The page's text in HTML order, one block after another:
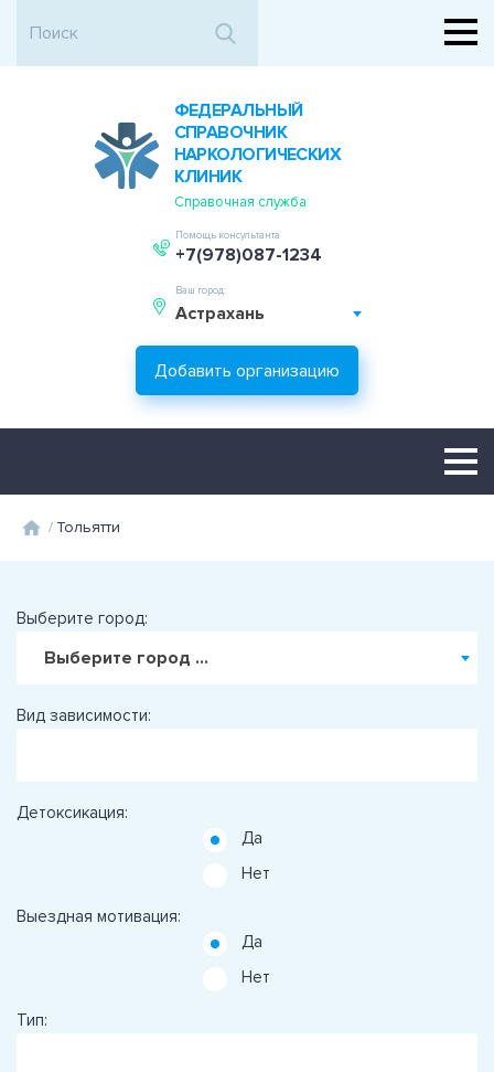
ФЕДЕРАЛЬНЫЙ
СПРАВОЧНИК
НАРКОЛОГИЧЕСКИХ
КЛИНИК
Справочная служба
Помощь консультанта
+7(978)087-1234
Ваш город:
Астрахань
Добавить организацию
/ Тольятти
Выберите город:
Выберите город ...
Вид зависимости:
Детоксикация:
Да
Нет
Выездная мотивация:
Да
Нет
Тип: